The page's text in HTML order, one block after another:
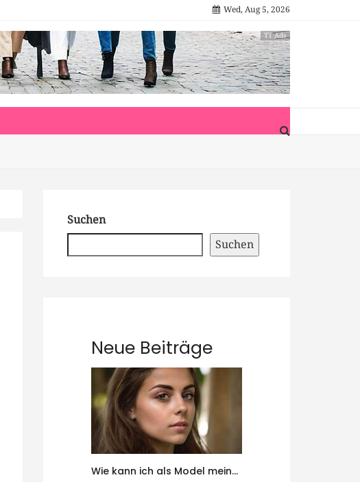
Wed, Aug 5, 2026
TT Ads
Suchen
Suchen
Neue Beiträge
Wie kann ich als Model meine Fähigkeiten kontinuierlich weiterentwickeln?